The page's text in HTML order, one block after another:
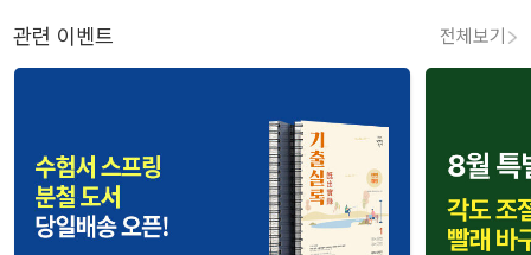
관련 이벤트 전체보기